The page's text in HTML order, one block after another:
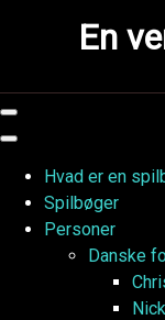
En
Hvad er en
Spilbøger
Personer
Danske